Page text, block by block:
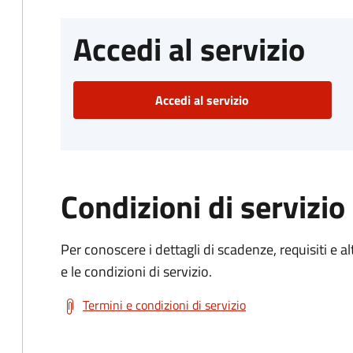
Accedi al servizio
Accedi al servizio
Condizioni di servizio
Per conoscere i dettagli di scadenze, requisiti e
e le condizioni di servizio.
Termini e condizioni di servizio